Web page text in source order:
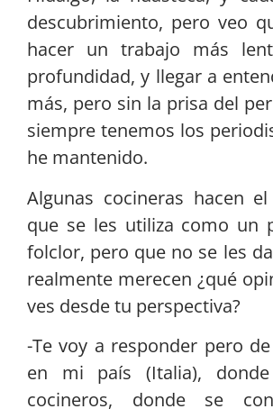
descubrimiento, pero veo
hacer un trabajo más
profundidad, y llegar a
más, pero sin la prisa del
siempre tenemos los
he mantenido.
Algunas cocineras hacen
que se les utiliza como un
folclor, pero que no se les
realmente merecen ¿qué
ves desde tu perspectiva?
-Te voy a responder pero
en mi país (Italia),
cocineros, donde se